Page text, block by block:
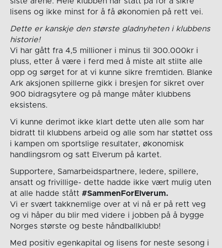
lisens og ikke minst for å få økonomien på rett vei.
Dette er kanskje den største gladnyheten i klubbens
historie!
Vi har gått fra 4,5 millioner i minus til 300.000kr i
pluss, etter å være i ferd med å miste alt stilte alle
opp og sørget for at vi kunne sikre fremtiden. Blanke
Ark aksjonen spillerne gikk i bresjen for sikret over
900 bidragsytere og på mange måter klubbens
eksistens.
Vi kunne derimot ikke klart dette uten alle som har
bidratt til klubbens arbeid og alle som har støttet oss
i kampen om sportslige resultater, økonomisk
handlingsrom og satt Elverum på kartet.
Supportere, Samarbeidspartnere, ledere, spillere,
ansatt og frivillige- dette hadde ikke vært mulig uten
at alle hadde stått #SammenForElverum.
Vi er svært takknemlige over at vi nå er på rett veg
og vi håper du blir med videre i jobben på å bygge
Norges største og beste håndballklubb!
Med positiv egenkapital og lisens for neste sesong i